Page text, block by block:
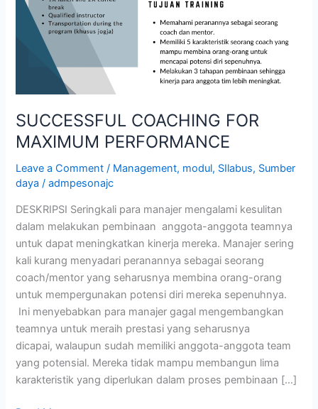
SUCCESSFUL COACHING FOR
MAXIMUM PERFORMANCE
Leave a Comment / Management, modul, SIlabus, Sumber
daya /admpesonajc
DESKRIPSI Seringkali para manajer mengalami kesulitan
dalam melakukan pembinaan anggota-anggota teamnya
untuk dapat meningkatkan kinerja mereka. Manajer sering
kali kurang menyadari peranannya sebagai seorang
coach/mentor yang seharusnya membina orang-orang
untuk mempergunakan potensi diri mereka sepenuhnya.
Ini menyebabkan para manajer gagal mengembangkan
teamnya untuk meraih prestasi yang seharusnya
dicapai, walaupun sudah memiliki anggota-anggota team
yang potensial. Mereka tidak mampu membangun lima
karakteristik yang diperlukan dalam proses pembinaan […]